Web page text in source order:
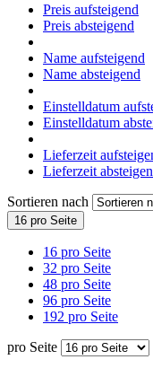
Preis aufsteigend
Preis absteigend
Name aufsteigend
Name absteigend
Einstelldatum
Einstelldatum
Lieferzeit
Lieferzeit
Sortieren nach
16 pro Seite
16 pro Seite
32 pro Seite
48 pro Seite
96 pro Seite
192 pro Seite
pro Seite